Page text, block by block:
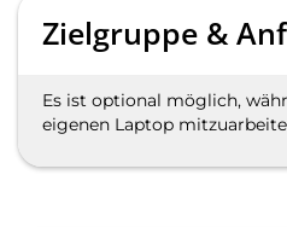
Zielgruppe &
Es ist optional möglich,
eigenen Laptop